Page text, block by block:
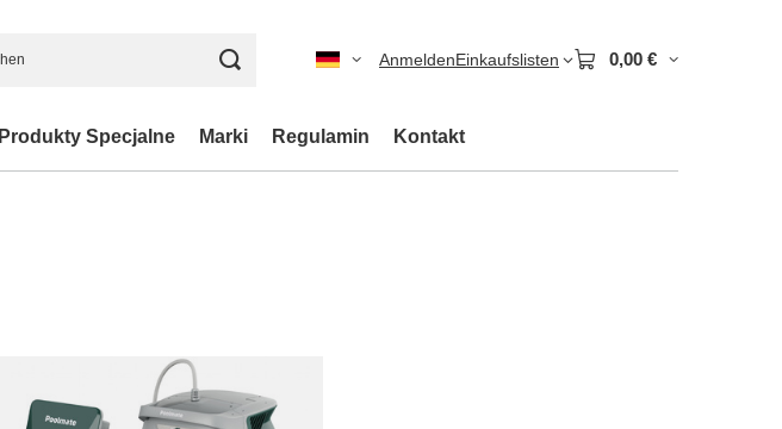
AnmeldenEinkaufslisten 0,00 €
Produkty Specjalne Marki Regulamin Kontakt